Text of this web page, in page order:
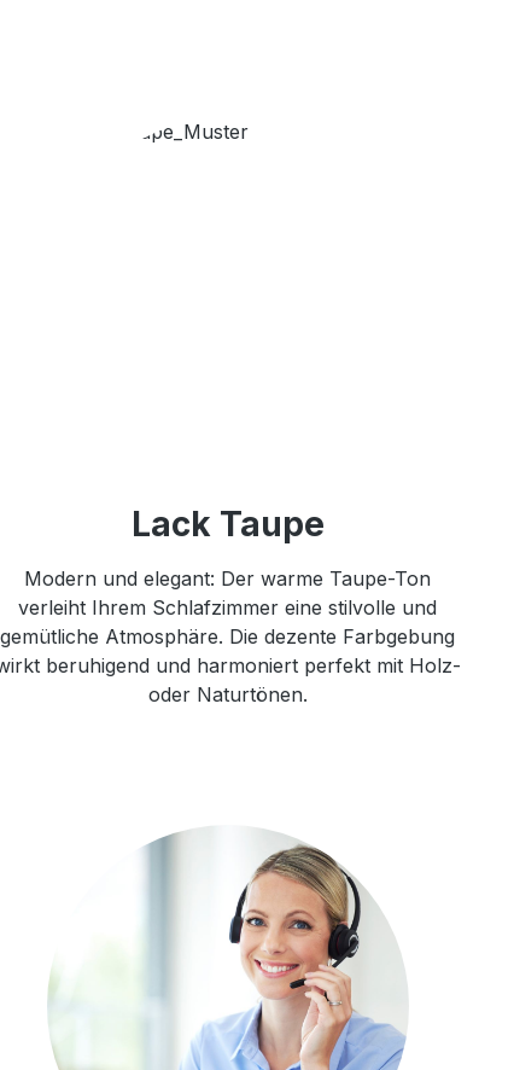
Lack Taupe
Modern und elegant: Der warme Taupe-Ton
verleiht Ihrem Schlafzimmer eine stilvolle und
gemütliche Atmosphäre. Die dezente Farbgebung
beruhigend und harmoniert perfekt mit Holz-
oder Naturtönen.